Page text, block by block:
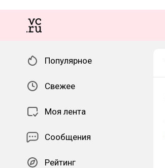
Популярное
Свежее
Моя лента
Сообщения
Рейтинг